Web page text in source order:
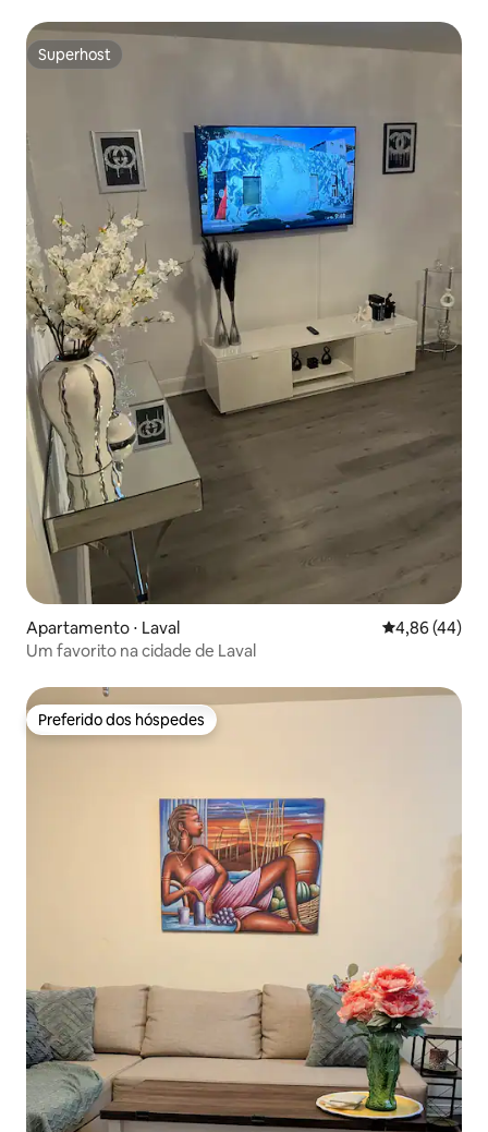
Superhost
Superhost
Apartamento ⋅ Laval 4,86 de uma
4,86 (44)
Um favorito na cidade de Laval
Preferido dos hóspedes
Preferido dos hóspedes